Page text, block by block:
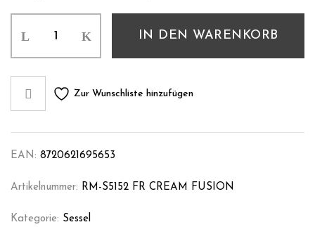
IN DEN WARENKORB
Zur Wunschliste hinzufügen
EAN: 8720621695653
Artikelnummer: RM-S5152 FR CREAM FUSION
Kategorie: Sessel